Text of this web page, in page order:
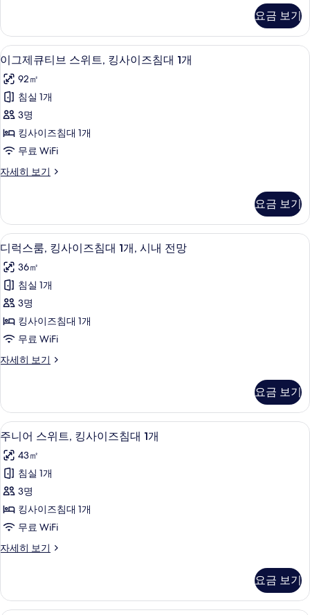
개,
시
내
전
망
사
진
모
두
더
블
침
대
2
개,
시
내
전
망
자
세
요금 보기
이
그
제
큐
티
브
위
킹
사
이
즈
침
대
1
개
사
두
보
기
위성 채널 시청이 가능한 55인치 평면
11
이그제큐티브 스위트, 킹사이즈침대 1개
92㎡
침실 1개
3명
킹사이즈침대 1개
무료 WiFi
자세히 보기
이
티
브
스
위
트,
킹
사
이
즈
침
대
1
히
보
기
요금 보기
디
럭
스
룸,
킹
사
즈
대
개,
시
내
전
망
사
진
보
디럭스룸, 킹사이즈침대 1개, 시내 전
7
디럭스룸, 킹사이즈침대 1개, 시내 전망
36㎡
침실 1개
3명
킹사이즈침대 1개
무료 WiFi
자세히 보기
디
킹
사
이
즈
침
대
개,
시
내
전
망
보
기
요금 보기
주
니
어
스
위
트,
사
즈
침
주니어 스위트, 킹사이즈침대 1개 | 미
5
주니어 스위트, 킹사이즈침대 1개
43㎡
침실 1개
3명
킹사이즈침대 1개
무료 WiFi
자세히 보기
주
위
트,
요금 보기